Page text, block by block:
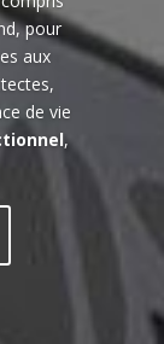
pour
aux
de vie
,